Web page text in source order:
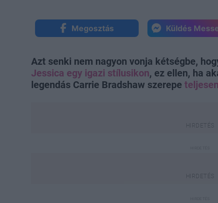
Megosztás Küldés
Azt senki nem nagyon vonja kétségbe,
Jessica egy igazi stílusikon, ez ellen, ha
legendás Carrie Bradshaw szerepe